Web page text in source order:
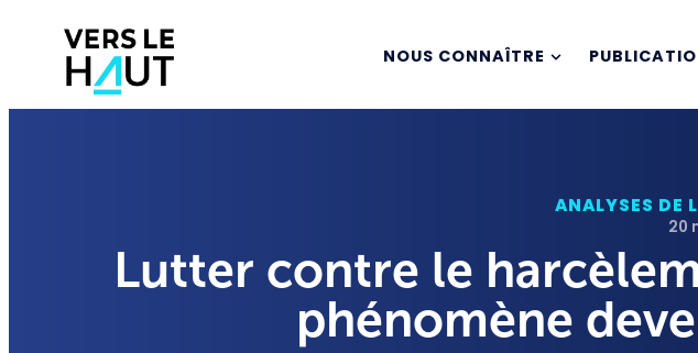
NOUS CONNAÎTRE
ANALYSES DE
20
Lutter contre le
phénomène